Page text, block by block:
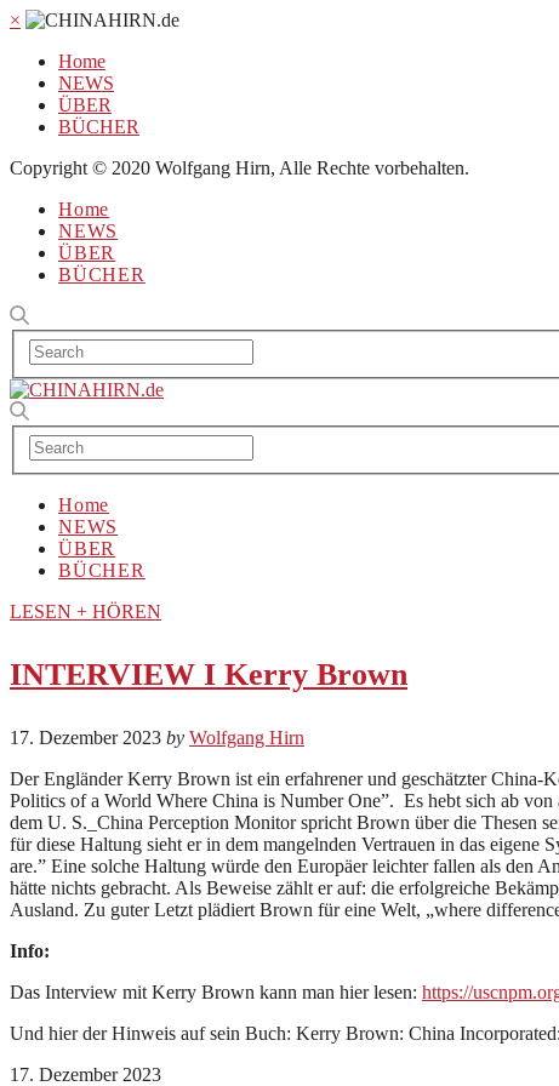
×
Home
NEWS
ÜBER
BÜCHER
Copyright © 2020 Wolfgang Hirn, Alle Rechte vorbehalten.
Home
NEWS
ÜBER
BÜCHER
Home
NEWS
ÜBER
BÜCHER
LESEN + HÖREN
INTERVIEW I Kerry Brown
17. Dezember 2023 by Wolfgang Hirn
Der Engländer Kerry Brown ist ein erfahrener und geschätzter China-
Politics of a World Where China is Number One”. Es hebt sich ab
dem U. S._China Perception Monitor spricht Brown über die Thesen
für diese Haltung sieht er in dem mangelnden Vertrauen in das eigene
are.” Eine solche Haltung würde den Europäer leichter fallen als den
hätte nichts gebracht. Als Beweise zählt er auf: die erfolgreiche
Ausland. Zu guter Letzt plädiert Brown für eine Welt, „where
Info:
Das Interview mit Kerry Brown kann man hier lesen: https://
Und hier der Hinweis auf sein Buch: Kerry Brown: China
17. Dezember 2023